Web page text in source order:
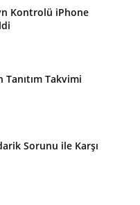
Kontrolü iPhone
Tanıtım Takvimi
Sorunu ile Karşı